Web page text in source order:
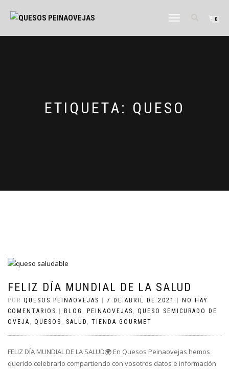
CAMBIAR
NAVEGACIÓN
0
ETIQUETA: QUESO
FELIZ DÍA MUNDIAL DE LA SALUD
POR QUESOS PEINAOVEJAS 7 DE ABRIL DE 2021
NO HAY
COMENTARIOS
BLOG , PEINAOVEJAS , QUESO SEMICURADO DE
OVEJA , QUESOS , SALUD , TIENDA GOURMET
FELIZ DÍA MUNDIAL DE LA SALUD🌍 En Quesos Peinaovejas hemos
querido celebrarlo compartiendo con vosotros datos e información